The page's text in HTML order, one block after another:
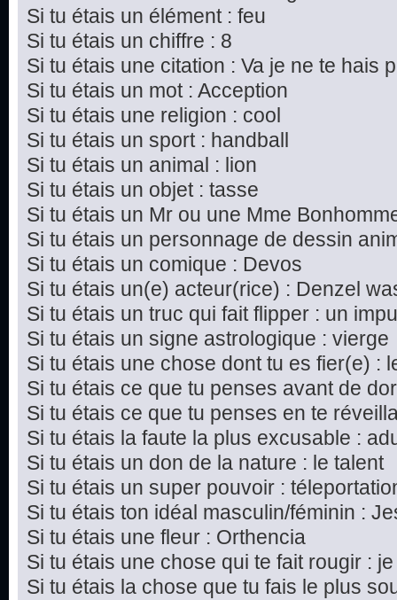
Si tu étais un élément : feu
Si tu étais un chiffre : 8
Si tu étais une citation : Va je ne te hais
Si tu étais un mot : Acception
Si tu étais une religion : cool
Si tu étais un sport : handball
Si tu étais un animal : lion
Si tu étais un objet : tasse
Si tu étais un Mr ou une Mme
Si tu étais un personnage de dessin
Si tu étais un comique : Devos
Si tu étais un(e) acteur(rice) : Denzel
Si tu étais un truc qui fait flipper : un
Si tu étais un signe astrologique : vierge
Si tu étais une chose dont tu es fier(e) :
Si tu étais ce que tu penses avant de
Si tu étais ce que tu penses en te
Si tu étais la faute la plus excusable :
Si tu étais un don de la nature : le talent
Si tu étais un super pouvoir :
Si tu étais ton idéal masculin/féminin :
Si tu étais une fleur : Orthencia
Si tu étais une chose qui te fait rougir :
Si tu étais la chose que tu fais le plus